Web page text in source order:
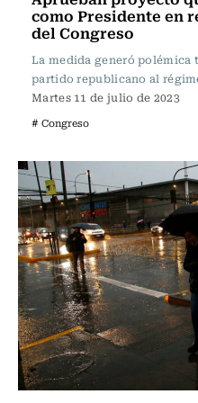
como Presidente en
del Congreso
La medida generó polémica
partido republicano al
Martes 11 de julio de 2023
# Congreso